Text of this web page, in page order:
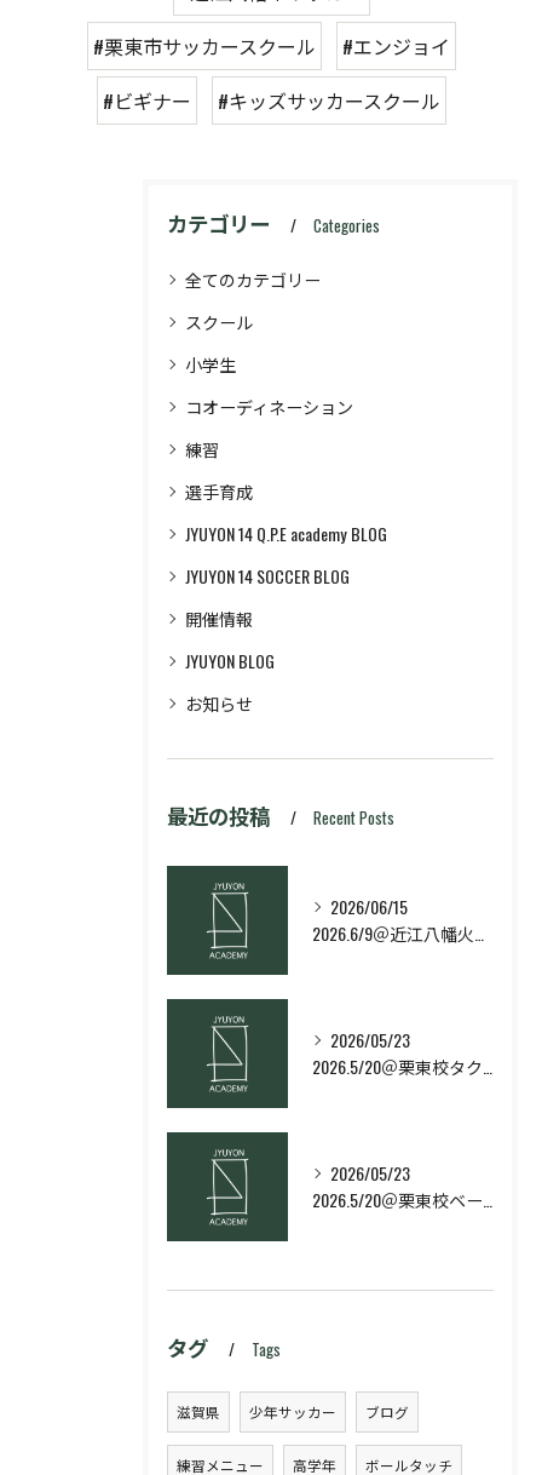
#栗東市サッカースクール
#エンジョイ
#ビギナー
#キッズサッカースクール
カテゴリー Categories
全てのカテゴリー
スクール
小学生
コオーディネーション
練習
選手育成
JYUYON 14 Q.P.E academy BLOG
JYUYON 14 SOCCER BLOG
開催情報
JYUYON BLOG
お知らせ
最近の投稿 Recent Posts
2026/06/15
2026/05/23
2026/05/23
タグ Tags
滋賀県 少年サッカー ブログ
練習メニュー 高学年 ボールタッチ